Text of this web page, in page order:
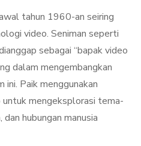
tahun 1960-an seiring
video. Seniman seperti
sebagai “bapak video
dalam mengembangkan
ini. Paik menggunakan
mengeksplorasi tema-
hubungan manusia